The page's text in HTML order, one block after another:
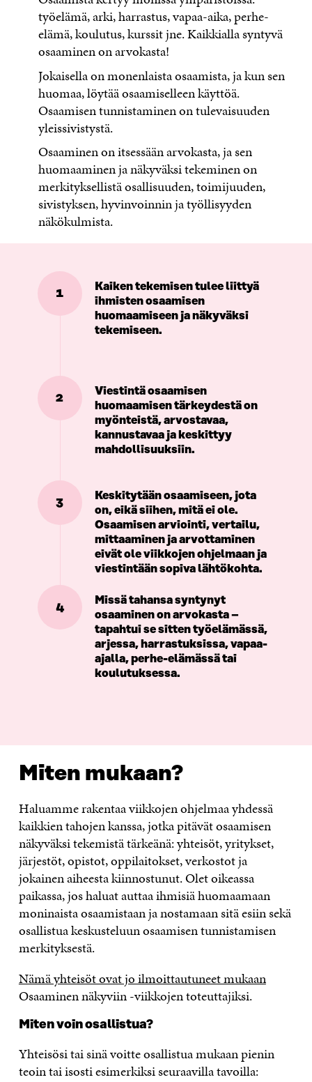
työelämä, arki, harrastus, vapaa-aika, perhe-
elämä, koulutus, kurssit jne. Kaikkialla syntyvä
osaaminen on arvokasta!
Jokaisella on monenlaista osaamista, ja kun sen
huomaa, löytää osaamiselleen käyttöä.
Osaamisen tunnistaminen on tulevaisuuden
yleissivistystä.
Osaaminen on itsessään arvokasta, ja sen
huomaaminen ja näkyväksi tekeminen on
merkityksellistä osallisuuden, toimijuuden,
sivistyksen, hyvinvoinnin ja työllisyyden
näkökulmista.
1
Kaiken tekemisen tulee liittyä
ihmisten osaamisen
huomaamiseen ja näkyväksi
tekemiseen.
2
Viestintä osaamisen
huomaamisen tärkeydestä on
myönteistä, arvostavaa,
kannustavaa ja keskittyy
mahdollisuuksiin.
3
Keskitytään osaamiseen, jota
on, eikä siihen, mitä ei ole.
Osaamisen arviointi, vertailu,
mittaaminen ja arvottaminen
eivät ole viikkojen ohjelmaan ja
viestintään sopiva lähtökohta.
4
Missä tahansa syntynyt
osaaminen on arvokasta –
tapahtui se sitten työelämässä,
arjessa, harrastuksissa, vapaa-
ajalla, perhe-elämässä tai
koulutuksessa.
Miten mukaan?
Haluamme rakentaa viikkojen ohjelmaa yhdessä
kaikkien tahojen kanssa, jotka pitävät osaamisen
näkyväksi tekemistä tärkeänä: yhteisöt, yritykset,
järjestöt, opistot, oppilaitokset, verkostot ja
jokainen aiheesta kiinnostunut. Olet oikeassa
paikassa, jos haluatauttaa ihmisiä huomaamaan
moninaista osaamistaan ja nostamaan sitä esiin sekä
osallistua keskusteluun osaamisen tunnistamisen
merkityksestä.
Nämä yhteisöt ovat jo ilmoittautuneet mukaan
Osaaminen näkyviin -viikkojen toteuttajiksi.
Miten voin osallistua?
Yhteisösi tai sinä voitte osallistua mukaan pienin
teoin tai isosti esimerkiksi seuraavilla tavoilla: